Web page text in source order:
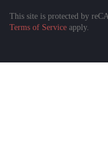
This site is protected by
Terms of Service apply.
Подобрать спецтехнику
за 1 минуту